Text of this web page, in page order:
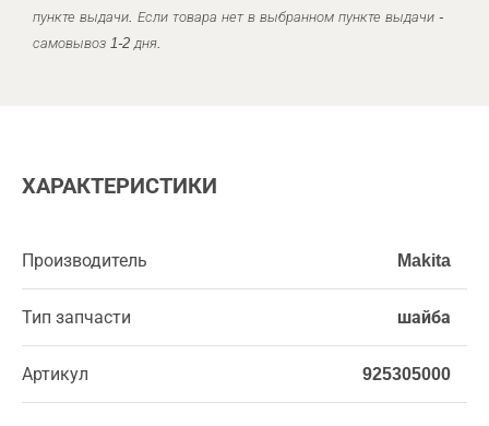
пункте выдачи. Если товара нет в выбранном пункте выдачи -
самовывоз 1-2 дня.
ХАРАКТЕРИСТИКИ
Производитель Makita
Тип запчасти шайба
Артикул 925305000